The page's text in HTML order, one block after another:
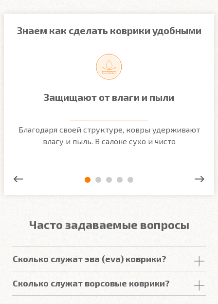
Знаем как сделать коврики удобными
Защищают от влаги и пыли
Благодаря своей структуре, ковры удерживают
влагу и пыль. В салоне сухо и чисто
Часто задаваемые вопросы
Сколько служат эва (eva) коврики?
покрытий изЕВА в среднем составляет 2-3
.
Сколько служат ворсовые коврики?